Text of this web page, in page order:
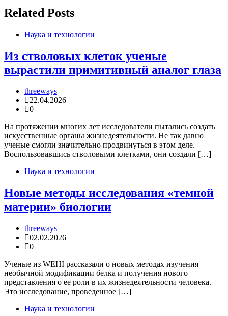
Related Posts
Наука и технологии
Из стволовых клеток ученые
вырастили примитивный аналог глаза
threeways
22.04.2026
0
На протяжении многих лет исследователи пытались создать
искусственные органы жизнедеятельности. Не так давно
ученые смогли значительно продвинуться в этом деле.
Воспользовавшись стволовыми клетками, они создали […]
Наука и технологии
Новые методы исследования «темной
материи» биологии
threeways
02.02.2026
0
Ученые из WEHI рассказали о новых методах изучения
необычной модификации белка и получения нового
представления о ее роли в их жизнедеятельности человека.
Это исследование, проведенное […]
Наука и технологии